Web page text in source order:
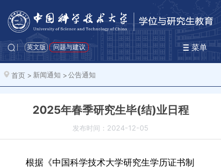
问题与建议
英文版 菜单
首页 > 新闻通知 >公告通知
2025年春季研究生毕(结)业日程
发布时间：2024-12-05
根据《中国科学技术大学研究生学历证书制